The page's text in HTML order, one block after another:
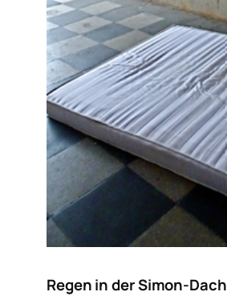
Regen in der Simon-Dach